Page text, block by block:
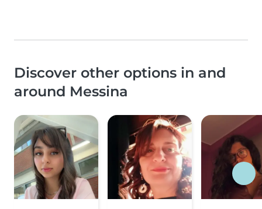
Discover other options in and
around Messina